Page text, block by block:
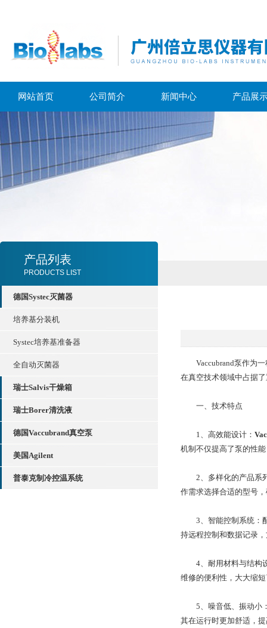
网站首页 公司简介 新闻中心 产品展
产品列表
PRODUCTS LIST
德国Systec灭菌器
培养基分装机
Systec培养基准备器
全自动灭菌器
瑞士Salvis干燥箱
瑞士Borer清洗液
德国Vaccubrand真空泵
美国Agilent
普泰克制冷控温系统
Vaccubrand泵作为一
在真空技术领域中占据
一、技术特点
1、高效能设计：
机制不仅提高了泵的性
2、多样化的产品系列
作需求选择合适的型号
3、智能控制系统：配
持远程控制和数据记录
4、耐用材料与结构设
维修的便利性，大大缩
5、噪音低、振动小：
其在运行时更加舒适，